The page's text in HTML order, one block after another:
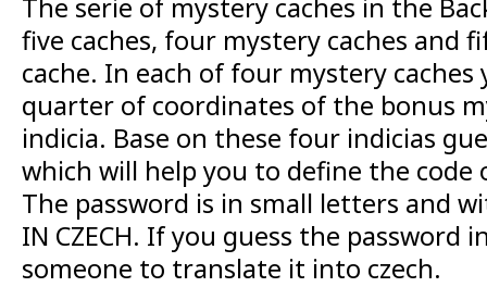
The serie of mystery caches in the
five caches, four mystery caches and
cache. In each of four mystery
quarter of coordinates of the bonus
indicia. Base on these four indicias
which will help you to define the code
The password is in small letters and
IN CZECH. If you guess the password
someone to translate it into czech.